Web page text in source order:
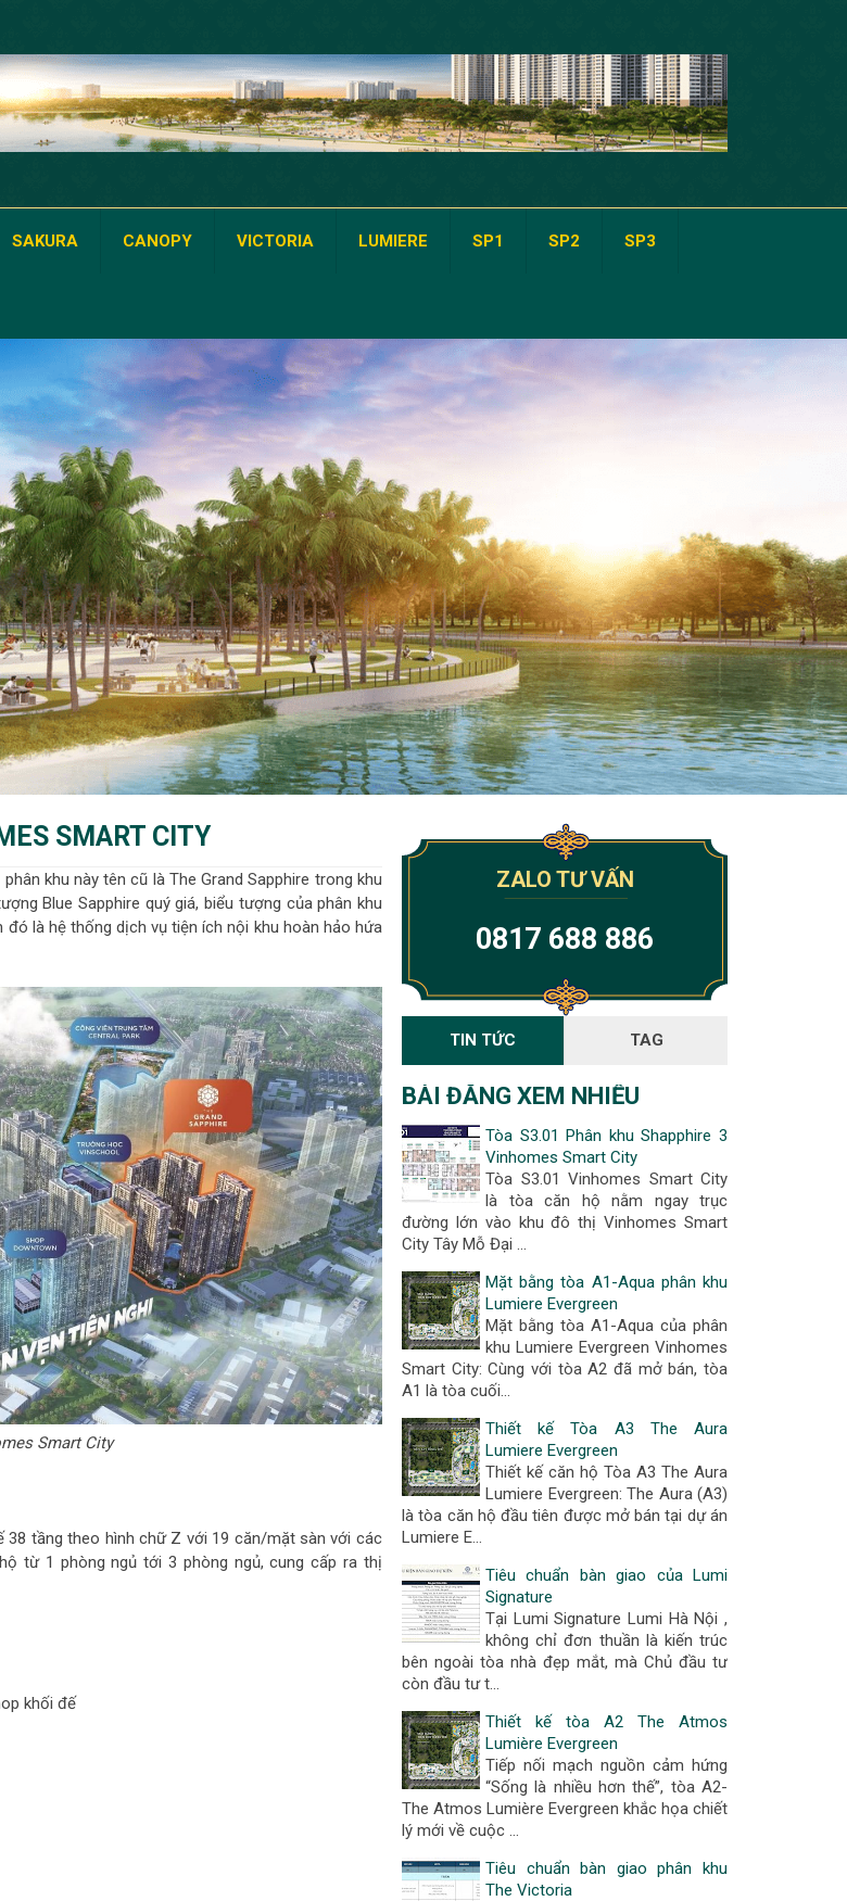
SAKURA CANOPY VICTORIA LUMIERE SP1 SP2 SP3
SMART CITY
khu này tên cũ là The Grand Sapphire trong khu
Blue Sapphire quý giá, biểu tượng của phân khu
là hệ thống dịch vụ tiện ích nội khu hoàn hảo hứa
Smart City
38 tầng theo hình chữ Z với 19 căn/mặt sàn với các
từ 1 phòng ngủ tới 3 phòng ngủ, cung cấp ra thị
khối đế
ZALO TƯ VẤN
0817 688 886
TIN TỨC TAG
BÀI ĐĂNG XEM NHIỀU
Tòa S3.01 Phân khu Shapphire 3
Vinhomes Smart City
Tòa S3.01 Vinhomes Smart City
là tòa căn hộ nằm ngay trục
đường lớn vào khu đô thị Vinhomes Smart
City Tây Mỗ Đại …
Mặt bằng tòa A1-Aqua phân khu
Lumiere Evergreen
Mặt bằng tòa A1-Aqua của phân
khu Lumiere Evergreen Vinhomes
Smart City: Cùng với tòa A2 đã mở bán, tòa
A1 là tòa cuối…
Thiết kế Tòa A3 The Aura
Lumiere Evergreen
Thiết kế căn hộ Tòa A3 The Aura
Lumiere Evergreen: The Aura (A3)
là tòa căn hộ đầu tiên được mở bán tại dự án
Lumiere E…
Tiêu chuẩn bàn giao của Lumi
Signature
Tại Lumi Signature Lumi Hà Nội ,
không chỉ đơn thuần là kiến trúc
bên ngoài tòa nhà đẹp mắt, mà Chủ đầu tư
còn đầu tư t…
Thiết kế tòa A2 The Atmos
Lumière Evergreen
Tiếp nối mạch nguồn cảm hứng
“Sống là nhiều hơn thế”, tòa A2-
The Atmos Lumière Evergreen khắc họa chiết
lý mới về cuộc …
Tiêu chuẩn bàn giao phân khu
The Victoria